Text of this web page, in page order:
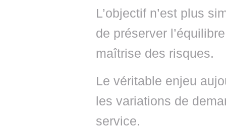
L’objectif n’est plus
de préserver
maîtrise des risques.
Le véritable enjeu
les variations de
service.